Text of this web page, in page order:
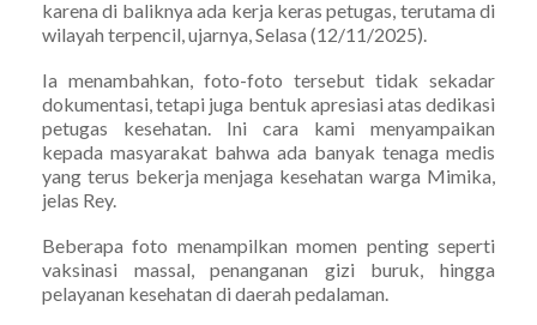
karena di baliknya ada kerja keras petugas, terutama di
wilayah terpencil, ujarnya, Selasa (12/11/2025).
Ia menambahkan, foto-foto tersebut tidak sekadar
dokumentasi, tetapi juga bentuk apresiasi atas dedikasi
petugas kesehatan. Ini cara kami menyampaikan
kepada masyarakat bahwa ada banyak tenaga medis
yang terus bekerja menjaga kesehatan warga Mimika,
jelas Rey.
Beberapa foto menampilkan momen penting seperti
vaksinasi massal, penanganan gizi buruk, hingga
pelayanan kesehatan di daerah pedalaman.